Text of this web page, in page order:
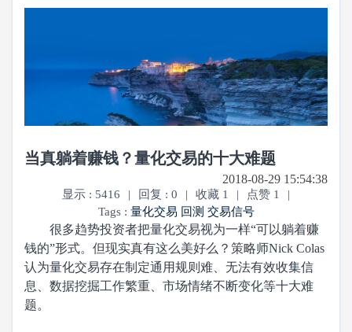
当真躺着赚钱？量化交易的十大难题
2018-08-29 15:54:38
显示 : 5416 | 回复 : 0 | 收藏 1 | 点赞 1
|
Tags : 量化交易 回测 交易信号
很多趋势投资者把量化交易视为一样“可以躺着赚
钱的”形式。但现实真有这么美好么？策略师Nick Colas
认为量化交易存在制定通用规则难、无法有效收集信
息、数据挖掘工作繁重、市场情绪不断变化等十大难
题。